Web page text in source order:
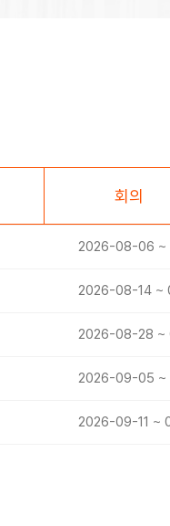
회의
2026-08-06
2026-08-14 ~
2026-08-28 ~
2026-09-05
2026-09-11 ~